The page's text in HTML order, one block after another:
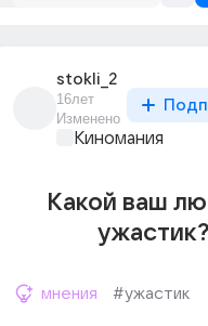
stokli_2
16лет
Изменено
Киномания
Какой ваш
мнения #ужастик